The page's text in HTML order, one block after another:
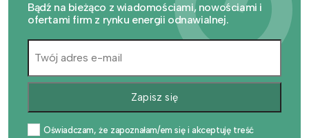
Bądź na bieżąco z wiadomościami, nowościami i
ofertami firm z rynku energii odnawialnej.
Zapisz się
Oświadczam, że zapoznałam/em się i akceptuję treść